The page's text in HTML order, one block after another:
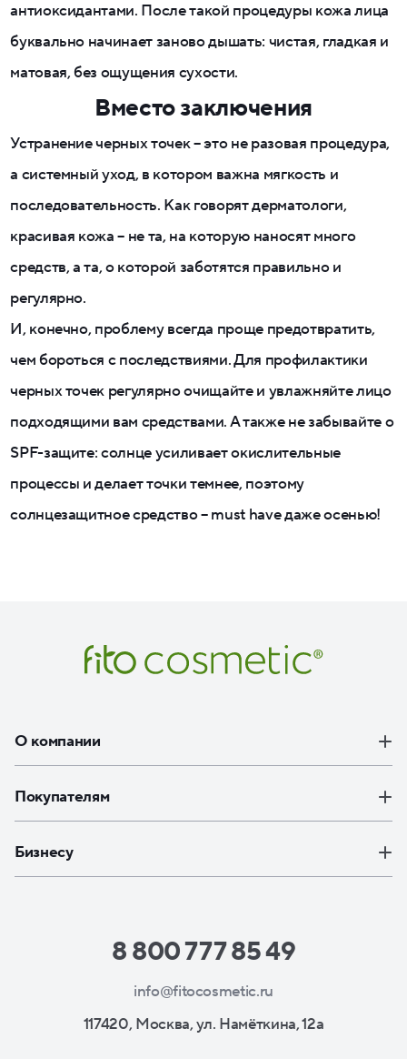
антиоксидантами. После такой процедуры кожа лица
буквально начинает заново дышать: чистая, гладкая и
матовая, без ощущения сухости.
Вместо заключения
Устранение черных точек – это не разовая процедура,
а системный уход, в котором важна мягкость и
последовательность. Как говорят дерматологи,
красивая кожа – не та, на которую наносят много
средств, а та, о которой заботятся правильно и
регулярно.
И, конечно, проблему всегда проще предотвратить,
чем бороться с последствиями. Для профилактики
черных точек регулярно очищайте и увлажняйте лицо
подходящими вам средствами. А также не забывайте о
SPF-защите: солнце усиливает окислительные
процессы и делает точки темнее, поэтому
солнцезащитное средство – must have даже осенью!
О компании
Покупателям
Бизнесу
8 800 777 85 49
info@fitocosmetic.ru
117420, Москва, ул. Намёткина, 12а